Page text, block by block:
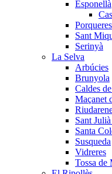
Esponellà
Porqueres
Sant
Serinyà
La Selva
Arbúcies
Brunyola
Caldes
Maçanet
Sant
Santa
Susqueda
Vidreres
Tossa de